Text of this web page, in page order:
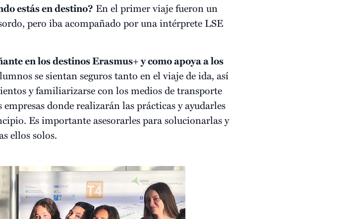
estás en destino? En el primer viaje fueron un
pero iba acompañado por una intérprete LSE
en los destinos Erasmus+ y como apoya a los
se sientan seguros tanto en el viaje de ida, así
y familiarizarse con los medios de transporte
donde realizarán las prácticas y ayudarles
Es importante asesorarles para solucionarlas y
ellos solos.